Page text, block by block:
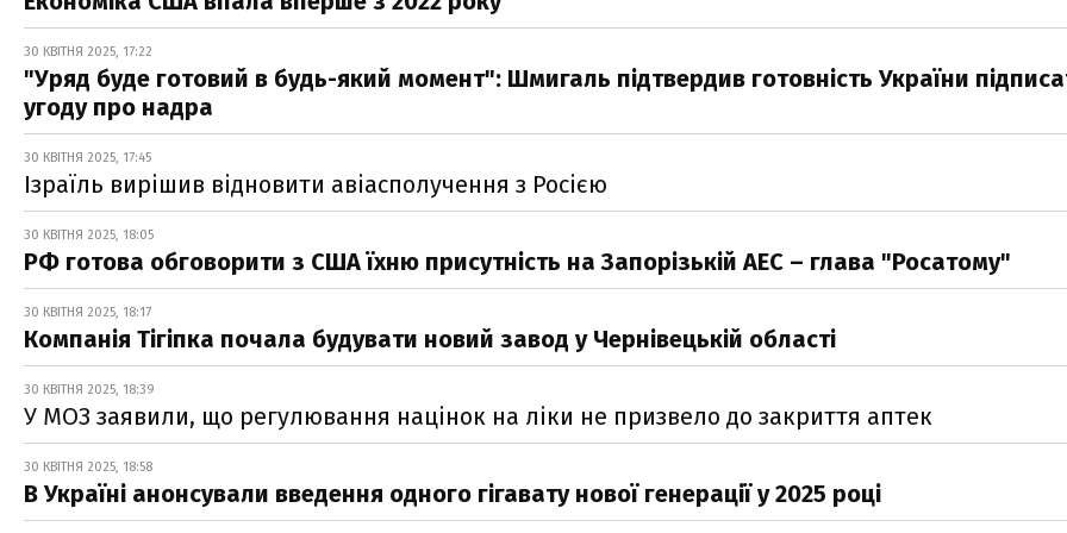
30 КВІТНЯ 2025, 17:22
"Уряд буде готовий в будь-який момент": Шмигаль підтвердив готовність України
угоду про надра
30 КВІТНЯ 2025, 17:45
Ізраїль вирішив відновити авіасполучення з Росією
30 КВІТНЯ 2025, 18:05
РФ готова обговорити з США їхню присутність на Запорізькій АЕС – глава "Росатому"
30 КВІТНЯ 2025, 18:17
Компанія Тігіпка почала будувати новий завод у Чернівецькій області
30 КВІТНЯ 2025, 18:39
У МОЗ заявили, що регулювання націнок на ліки не призвело до закриття аптек
30 КВІТНЯ 2025, 18:58
В Україні анонсували введення одного гігавату нової генерації у 2025 році